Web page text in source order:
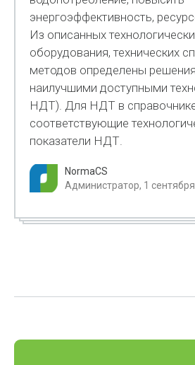
энергоэффективность,
Из описанных
оборудования, технических
методов определены
наилучшими доступными
НДТ). Для НДТ в
соответствующие
показатели НДТ.
NormaCS
Администратор, 1